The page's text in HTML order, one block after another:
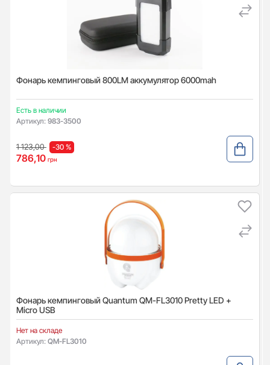
Фонарь кемпинговый 800LM аккумулятор 6000mah
Есть в наличии
Артикул: 983-3500
1 123,00 -30 %
786,10 грн
Фонарь кемпинговый Quantum QM-FL3010 Pretty LED +
Мicro USB
Нет на складе
Артикул: QM-FL3010